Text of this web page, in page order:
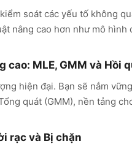
soát các yếu tố không
nâng cao hơn như mô hình
MLE, GMM và Hồi
hiện đại. Bạn sẽ nắm
quát (GMM), nền tảng
rạc và Bị chặn